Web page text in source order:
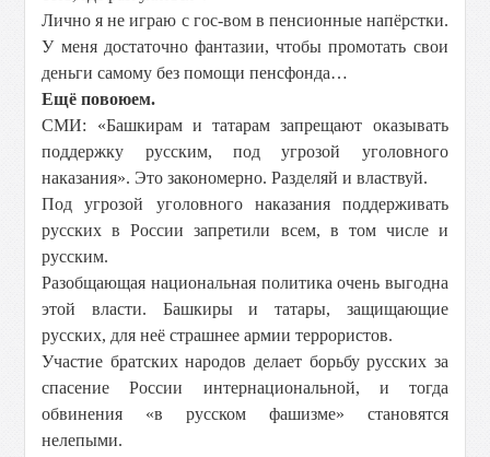
Лично я не играю с гос-вом в пенсионные напёрстки.
У меня достаточно фантазии, чтобы промотать свои
деньги самому без помощи пенсфонда…
Ещё повоюем.
СМИ: «Башкирам и татарам запрещают оказывать
поддержку русским, под угрозой уголовного
наказания». Это закономерно. Разделяй и властвуй.
Под угрозой уголовного наказания поддерживать
русских в России запретили всем, в том числе и
русским.
Разобщающая национальная политика очень выгодна
этой власти. Башкиры и татары, защищающие
русских, для неё страшнее армии террористов.
Участие братских народов делает борьбу русских за
спасение России интернациональной, и тогда
обвинения «в русском фашизме» становятся
нелепыми.